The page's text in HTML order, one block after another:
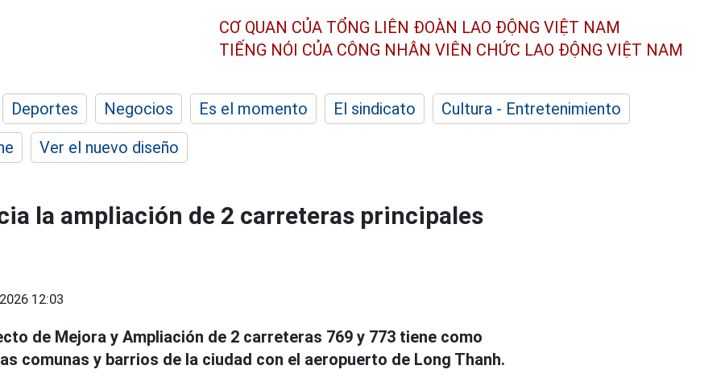
CƠ QUAN CỦA TỔNG LIÊN ĐOÀN LAO ĐỘNG VIỆT NAM
TIẾNG NÓI CỦA CÔNG NHÂN VIÊN CHỨC LAO ĐỘNG VIỆT NAM
Deportes Negocios Es el momento El sindicato
Cultura - Entretenimiento
Ver el nuevo diseño
la ampliación de 2 carreteras principales
12:03
de Mejora y Ampliación de 2 carreteras 769 y 773 tiene como
comunas y barrios de la ciudad con el aeropuerto de Long Thanh.